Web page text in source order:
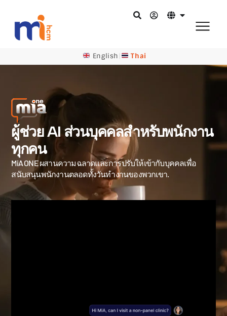
ผู้ช่วย AI ส่วนบุคคลสำหรับพนักงาน
ทุกคน
MiA ONE ผสานความฉลาดและการปรับให้เข้ากับบุคคลเพื่อ
สนับสนุนพนักงานตลอดทั้งวันทำงานของพวกเขา.
English Thai